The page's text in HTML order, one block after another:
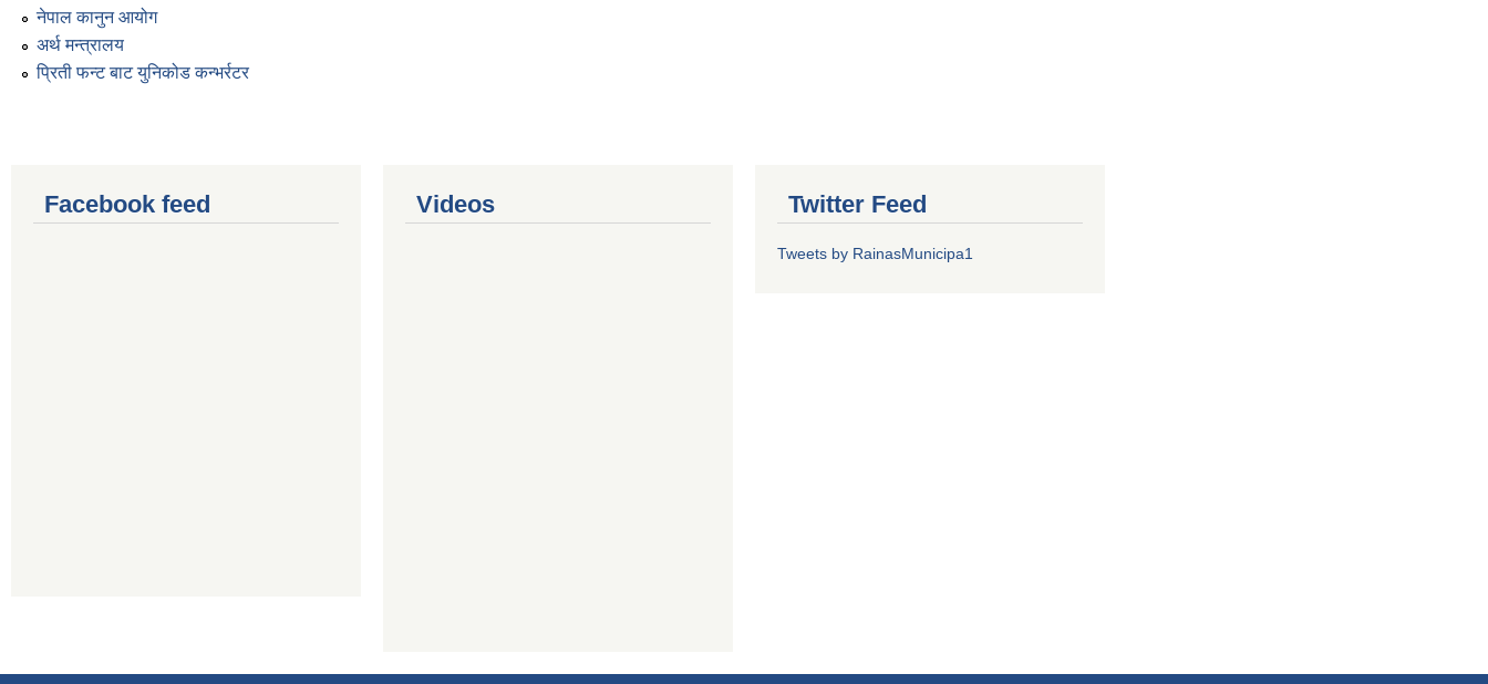
नेपाल कानुन आयोग
अर्थ मन्त्रालय
प्रिती फन्ट बाट युनिकोड कन्भर्रटर
Facebook feed Videos Twitter Feed
Tweets by RainasMunicipa1